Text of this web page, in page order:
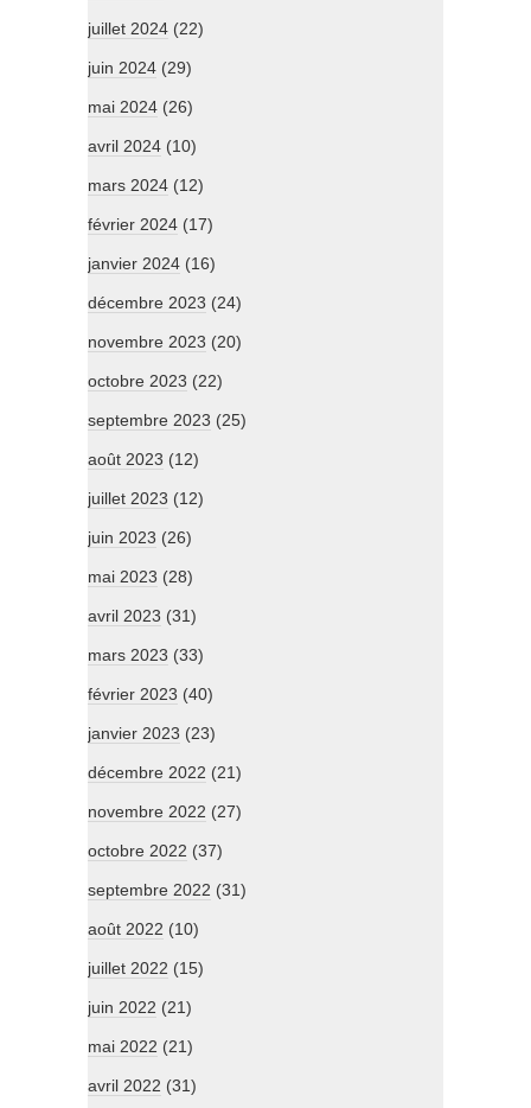
juillet 2024 (22)
juin 2024 (29)
mai 2024 (26)
avril 2024 (10)
mars 2024 (12)
février 2024 (17)
janvier 2024 (16)
décembre 2023 (24)
novembre 2023 (20)
octobre 2023 (22)
septembre 2023 (25)
août 2023 (12)
juillet 2023 (12)
juin 2023 (26)
mai 2023 (28)
avril 2023 (31)
mars 2023 (33)
février 2023 (40)
janvier 2023 (23)
décembre 2022 (21)
novembre 2022 (27)
octobre 2022 (37)
septembre 2022 (31)
août 2022 (10)
juillet 2022 (15)
juin 2022 (21)
mai 2022 (21)
avril 2022 (31)